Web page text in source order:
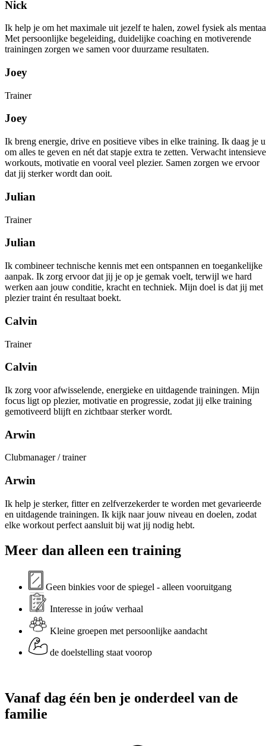
Nick
Ik help je om het maximale uit jezelf te halen, zowel fysiek als
Met persoonlijke begeleiding, duidelijke coaching en motiverende
trainingen zorgen we samen voor duurzame resultaten.
Joey
Trainer
Joey
Ik breng energie, drive en positieve vibes in elke training. Ik daag je
om alles te geven en nét dat stapje extra te zetten. Verwacht intensieve
workouts, motivatie en vooral veel plezier. Samen zorgen we ervoor
dat jij sterker wordt dan ooit.
Julian
Trainer
Julian
Ik combineer technische kennis met een ontspannen en toegankelijke
aanpak. Ik zorg ervoor dat jij je op je gemak voelt, terwijl we hard
werken aan jouw conditie, kracht en techniek. Mijn doel is dat jij met
plezier traint én resultaat boekt.
Calvin
Trainer
Calvin
Ik zorg voor afwisselende, energieke en uitdagende trainingen. Mijn
focus ligt op plezier, motivatie en progressie, zodat jij elke training
gemotiveerd blijft en zichtbaar sterker wordt.
Arwin
Clubmanager / trainer
Arwin
Ik help je sterker, fitter en zelfverzekerder te worden met gevarieerde
en uitdagende trainingen. Ik kijk naar jouw niveau en doelen, zodat
elke workout perfect aansluit bij wat jij nodig hebt.
Meer dan alleen een training
Geen binkies voor de spiegel - alleen vooruitgang
Interesse in joúw verhaal
Kleine groepen met persoonlijke aandacht
de doelstelling staat voorop
Vanaf dag één ben je onderdeel van de
familie